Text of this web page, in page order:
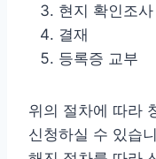
현지 확인조사
결재
등록증 교부
위의 절차에 따라
신청하실 수 있습